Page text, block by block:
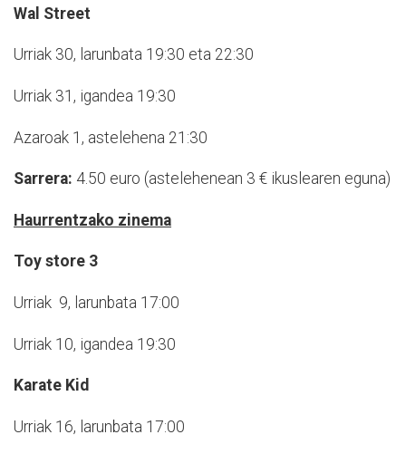
Wal Street
Urriak 30, larunbata 19:30 eta 22:30
Urriak 31, igandea 19:30
Azaroak 1, astelehena 21:30
Sarrera: 4.50 euro (astelehenean 3 € ikuslearen eguna)
Haurrentzako zinema
Toy store 3
Urriak 9, larunbata 17:00
Urriak 10, igandea 19:30
Karate Kid
Urriak 16, larunbata 17:00